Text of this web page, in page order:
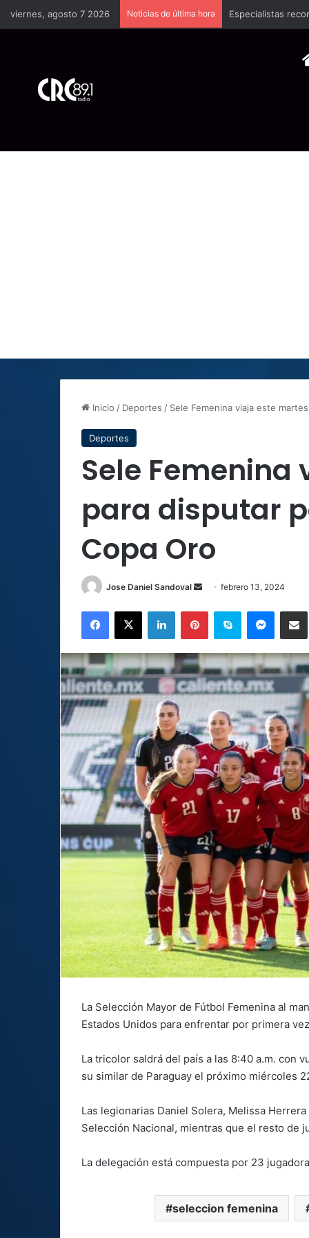
viernes, agosto 7 2026 Noticias de última hora Especialistas
Inicio / Deportes / Sele Femenina viaja este
Deportes
Sele
para disputar
Copa Oro
Jose Daniel Sandoval
Sendfebrero 13, 2024
Facebook
X LinkedInPinterestSkype
La Selección Mayor de Fútbol Femenina al
Estados Unidos para enfrentar por primera
La tricolor saldrá del país a las 8:40 a.m. con
su similar de Paraguay el próximo miércoles
Las legionarias Daniel Solera, Melissa
Selección Nacional, mientras que el resto de
La delegación está compuesta por 23
seleccion femenina